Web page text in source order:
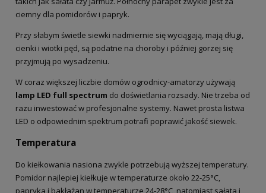
ciemny dla pomidorów i papryk.
Przy słabym świetle siewki nadmiernie się wyciągają, mają długi,
cienki i wiotki pęd, są podatne na choroby i później gorzej się
przyjmują po wysadzeniu.
W coraz większej liczbie domów ogrodnicy-amatorzy używają
lamp LED full spectrum do doświetlania rozsady. Nie trzeba od
razu inwestować w profesjonalne systemy. Nawet prosta listwa
LED o odpowiednim spektrum potrafi poprawić jakość siewek.
Temperatura
Do kiełkowania nasiona zwykle potrzebują wyższej temperatury.
Pomidor najlepiej kiełkuje w temperaturze około 22-25°C,
papryka i bakłażan w temperaturze 24-28°C, natomiast sałata i